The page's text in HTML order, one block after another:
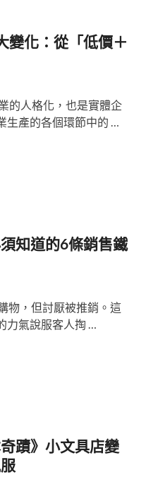
變化：從「低價＋
的人格化，也是實體企
產的各個環節中的 …
知道的6條銷售鐵
物，但討厭被推銷。這
氣說服客人掏 …
蹟》小文具店變